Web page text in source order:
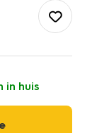
in huis